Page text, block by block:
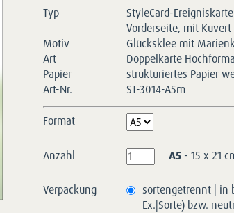
Typ
StyleCard-
Vorderseite, mit Kuvert
Motiv
Glücksklee mit
Art
Doppelkarte
Papier
strukturiertes Papier
Art-Nr.
ST-3014-A5m
Format
Anzahl A5 - 15 x 21
Verpackung
sortengetrennt | in
Ex.|Sorte) bzw.